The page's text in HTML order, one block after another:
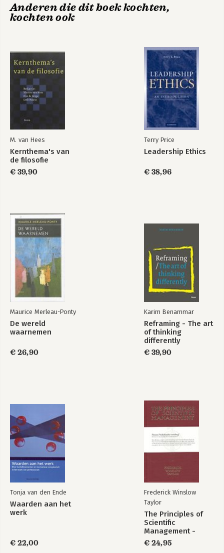
leiderschap
Modes in
management
Bekijk alle boeken
8. Duurzaamheid
9. Globalisering
Over de auteurs
Anderen die dit boek kochten,
kochten ook
M. van Hees
Kernthema's van
de filosofie
€ 39,90
Terry Price
Leadership Ethics
€ 38,96
Maurice Merleau-Ponty
De wereld
waarnemen
€ 26,90
Karim Benammar
Reframing - The art
of thinking
differently
€ 39,90
Tonja van den Ende
Waarden aan het
werk
€ 22,00
Frederick Winslow
Taylor
The Principles of
Scientific
Management -
Nieuwe
Nederlandse
€ 24,95